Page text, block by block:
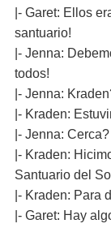
|- Garet: Ellos
santuario!
|- Jenna:
todos!
|- Jenna:
|- Kraden:
|- Jenna:
|- Kraden:
Santuario del Sol
|- Kraden: Para
|- Garet: Hay